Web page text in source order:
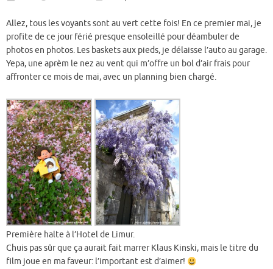
Allez, tous les voyants sont au vert cette fois! En ce premier mai, je
profite de ce jour férié presque ensoleillé pour déambuler de
photos en photos. Les baskets aux pieds, je délaisse l’auto au garage.
Yepa, une aprèm le nez au vent qui m’offre un bol d’air frais pour
affronter ce mois de mai, avec un planning bien chargé.
Première halte à l’Hotel de Limur.
Chuis pas sûr que ça aurait fait marrer Klaus Kinski, mais le titre du
film joue en ma faveur: l’important est d’aimer!